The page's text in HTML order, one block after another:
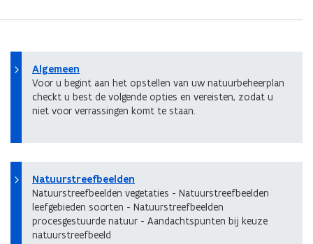
Algemeen
Voor u begint aan het opstellen van uw natuurbeheerplan
checkt u best de volgende opties en vereisten, zodat u
niet voor verrassingen komt te staan.
Natuurstreefbeelden
Natuurstreefbeelden vegetaties - Natuurstreefbeelden
leefgebieden soorten - Natuurstreefbeelden
procesgestuurde natuur - Aandachtspunten bij keuze
natuurstreefbeeld